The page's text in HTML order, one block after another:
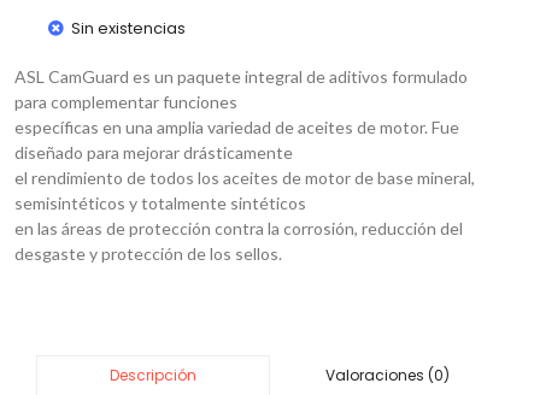
Sin existencias
ASL CamGuard es un paquete integral de aditivos formulado
para complementar funciones
específicas en una amplia variedad de aceites de motor. Fue
diseñado para mejorar drásticamente
el rendimiento de todos los aceites de motor de base mineral,
semisintéticos y totalmente sintéticos
en las áreas de protección contra la corrosión, reducción del
desgaste y protección de los sellos.
Descripción Valoraciones (0)